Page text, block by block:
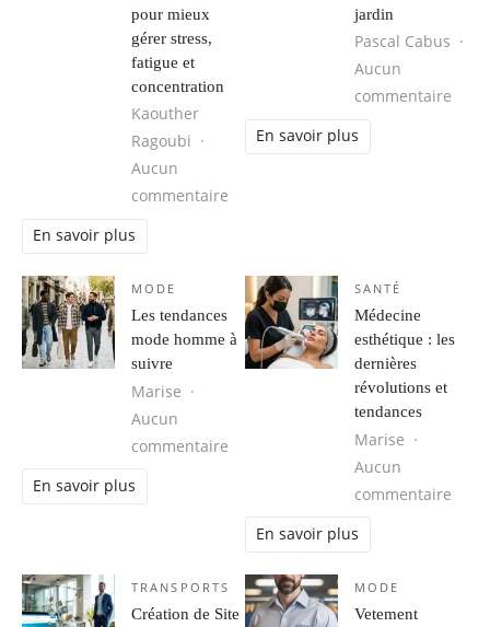
pour mieux
gérer stress,
fatigue et
concentration
Kaouther
Ragoubi
Aucun
commentaire
En savoir plus
jardin
Pascal Cabus
Aucun
commentaire
En savoir plus
MODE
Les tendances
mode homme à
suivre
Marise
Aucun
commentaire sur Les tendances mode homme à
En savoir plus
SANTÉ
Médecine
esthétique : les
dernières
révolutions et
tendances
Marise
Aucun
commentaire
En savoir plus
TRANSPORTS
Création de Site
MODE
Vetement